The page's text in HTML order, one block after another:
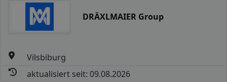
DRÄXLMAIER Group
Vilsbiburg
aktualisiert seit: 09.08.2026